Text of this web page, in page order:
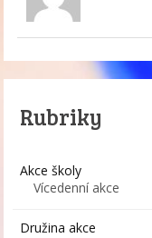
Rubriky
Akce školy
Vícedenní akce
Družina akce